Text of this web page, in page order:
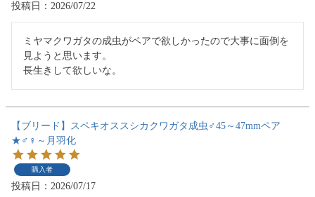
投稿日 2026/07/22
ミヤマクワガタの成虫がペアで欲しかったので大事に面倒を
見ようと思います。
長生きして欲しいな。
【ブリード】スペキオススシカクワガタ成虫♂45～47mmペア
★♂♀～月羽化
購入者
投稿日 2026/07/17